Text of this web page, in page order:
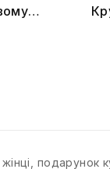
подарунок